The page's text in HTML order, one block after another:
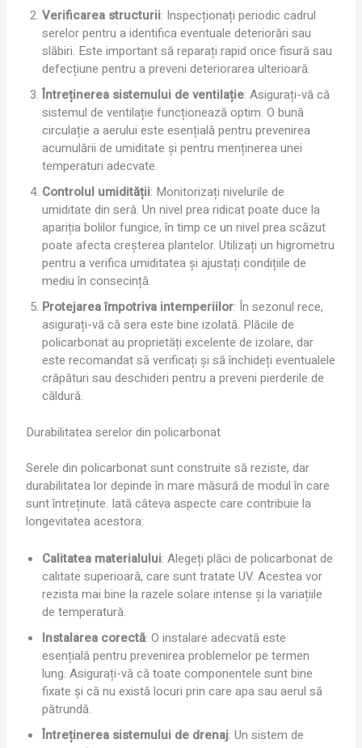
Verificarea structurii: Inspecționați periodic cadrul
serelor pentru a identifica eventuale deteriorări sau
slăbiri. Este important să reparați rapid orice fisură sau
defecțiune pentru a preveni deteriorarea ulterioară.
Întreținerea sistemului de ventilație: Asigurați-vă că
sistemul de ventilație funcționează optim. O bună
circulație a aerului este esențială pentru prevenirea
acumulării de umiditate și pentru menținerea unei
temperaturi adecvate.
Controlul umidității: Monitorizați nivelurile de
umiditate din seră. Un nivel prea ridicat poate duce la
apariția bolilor fungice, în timp ce un nivel prea scăzut
poate afecta creșterea plantelor. Utilizați un higrometru
pentru a verifica umiditatea și ajustați condițiile de
mediu în consecință.
Protejarea împotriva intemperiilor: În sezonul rece,
asigurați-vă că sera este bine izolată. Plăcile de
policarbonat au proprietăți excelente de izolare, dar
este recomandat să verificați și să închideți eventualele
crăpături sau deschideri pentru a preveni pierderile de
căldură.
Durabilitatea serelor din policarbonat
Serele din policarbonat sunt construite să reziste, dar
durabilitatea lor depinde în mare măsură de modul în care
sunt întreținute. Iată câteva aspecte care contribuie la
longevitatea acestora:
Calitatea materialului: Alegeți plăci de policarbonat de
calitate superioară, care sunt tratate UV. Acestea vor
rezista mai bine la razele solare intense și la variațiile
de temperatură.
Instalarea corectă: O instalare adecvată este
esențială pentru prevenirea problemelor pe termen
lung. Asigurați-vă că toate componentele sunt bine
fixate și că nu există locuri prin care apa sau aerul să
pătrundă.
Întreținerea sistemului de drenaj: Un sistem de